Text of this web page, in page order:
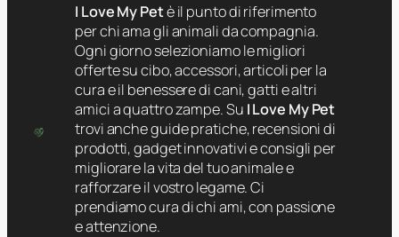
I Love My Petè il punto di riferimento
per chi ama gli animali da compagnia.
Ogni giorno selezioniamo le migliori
offerte su cibo, accessori, articoli per la
cura e il benessere di cani, gatti e altri
amici a quattro zampe. Su I Love My Pet
trovi anche guide pratiche, recensioni di
prodotti, gadget innovativi e consigli per
migliorare la vita del tuo animale e
rafforzare il vostro legame. Ci
prendiamo cura di chi ami, con passione
e attenzione.